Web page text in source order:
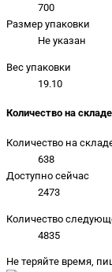
700
Размер упаковки
Не указан
Вес упаковки
19.10
Количество на складе
Количество на
638
Доступно сейчас
2473
Количество
4835
Не теряйте время,